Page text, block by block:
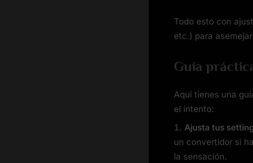
Todo esto con
etc.) para
Guía
Aquí tienes una
el intento:
Ajusta tus
un convertidor si
la sensación.